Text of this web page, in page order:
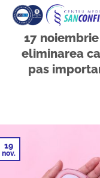
Skip
content17
eliminarea
pas
19
nov.